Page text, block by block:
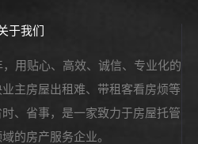
于我们
用贴心、高效、诚信、专业化的
主房屋出租难、带租客看房烦等
、省事，是一家致力于房屋托管
的房产服务企业。